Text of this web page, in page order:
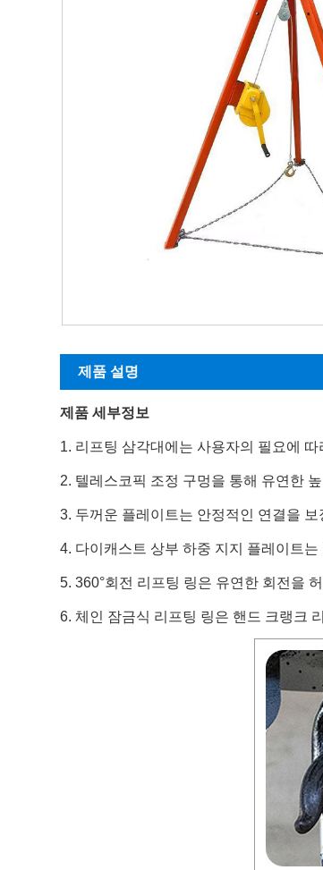
제품 설명
제품 세부정보
1. 리프팅 삼각대에는 사용자의 필요에
2. 텔레스코픽 조정 구멍을 통해 유연한
3. 두꺼운 플레이트는 안정적인 연결을
4. 다이캐스트 상부 하중 지지 플레이트
5. 360°회전 리프팅 링은 유연한 회전을
6. 체인 잠금식 리프팅 링은 핸드 크랭크